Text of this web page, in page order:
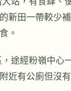
新田一帶較少補
。
途經粉嶺中心
近有公廁但沒有